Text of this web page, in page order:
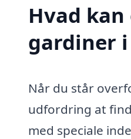
Hvad
gardiner
Når du står
udfordring at
med speciale